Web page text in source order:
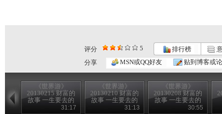
评分 5 排行榜
分享
MSN或QQ好友 贴到博客或
《世界游》
20130215 财富的
故事 一生要去的
31:17
《世界游》
20130210 财富的
故事 一生要去的
31:13
《世界游》
20130208 财富的
故事 一生要去的
30:55